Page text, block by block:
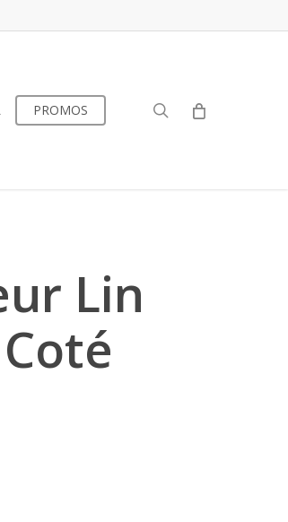
PROMOS search
Lin